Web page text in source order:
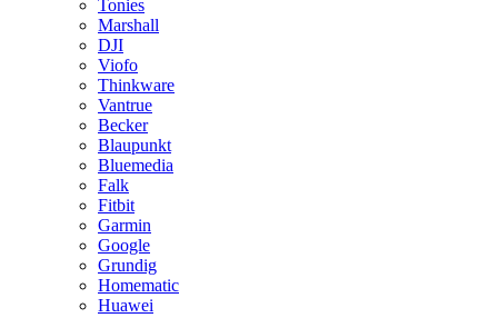
Tonies
Marshall
DJI
Viofo
Thinkware
Vantrue
Becker
Blaupunkt
Bluemedia
Falk
Fitbit
Garmin
Google
Grundig
Homematic
Huawei